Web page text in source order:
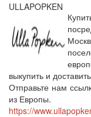
ULLAPOPKEN
выкупить и
Отправьте нам
из Европы.
https://